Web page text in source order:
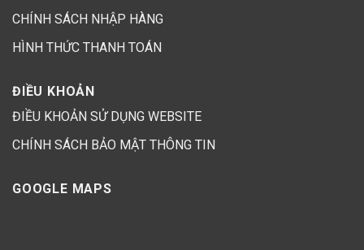
CHÍNH SÁCH NHẬP HÀNG
HÌNH THỨC THANH TOÁN
ĐIỀU KHOẢN
ĐIỀU KHOẢN SỬ DỤNG WEBSITE
CHÍNH SÁCH BẢO MẬT THÔNG TIN
GOOGLE MAPS